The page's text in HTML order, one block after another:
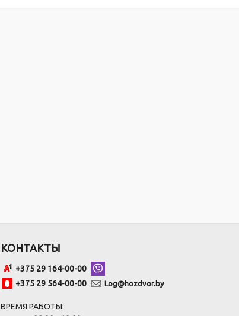
КОНТАКТЫ
+375 29 164-00-00
+375 29 564-00-00
Log@hozdvor.by
ВРЕМЯ РАБОТЫ: